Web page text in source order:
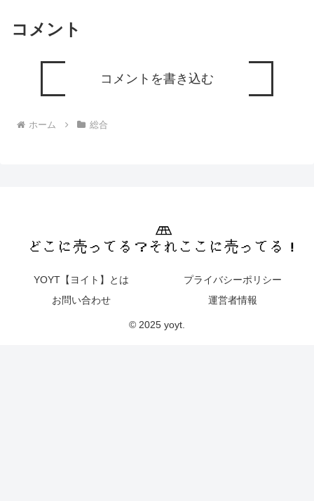
コメント
コメントを書き込む
ホーム 総合
YOYT【ヨイト】とは
プライバシーポリシー
お問い合わせ
運営者情報
© 2025 yoyt.